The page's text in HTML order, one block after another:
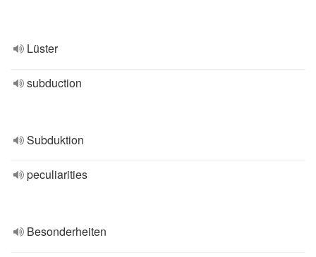
Lüster
subduction
Subduktion
peculiarities
Besonderheiten